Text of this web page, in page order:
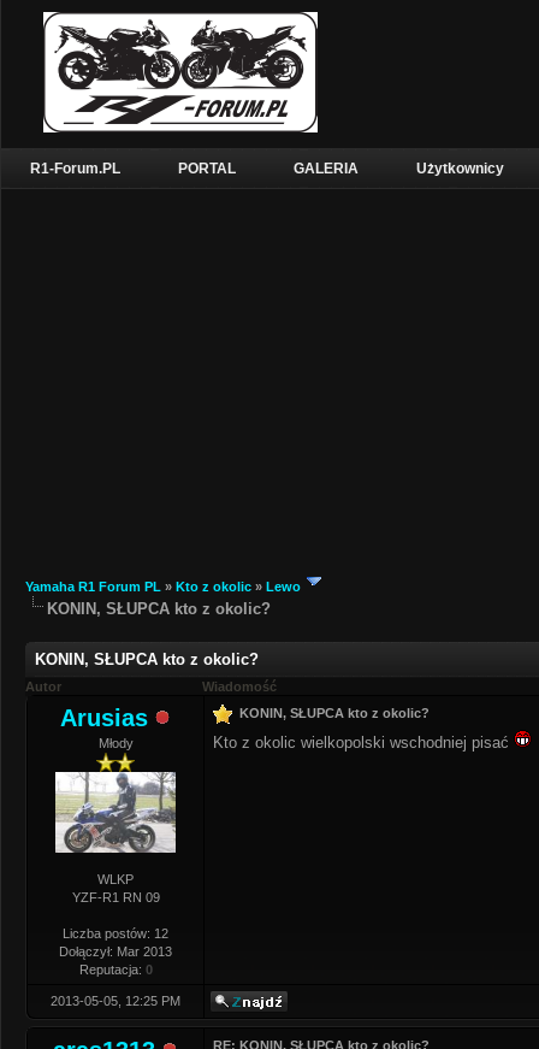
R1-Forum.PL PORTAL GALERIA Użytkownicy
Yamaha R1 Forum PL » Kto z okolic » Lewo
KONIN, SŁUPCA kto z okolic?
KONIN, SŁUPCA kto z okolic?
Autor Wiadomość
Arusias
Młody
WLKP
YZF-R1 RN 09
Liczba postów: 12
Dołączył: Mar 2013
Reputacja: 0
KONIN, SŁUPCA kto z okolic?
Kto z okolic wielkopolski wschodniej pisać
2013-05-05, 12:25 PM
RE: KONIN, SŁUPCA kto z okolic?